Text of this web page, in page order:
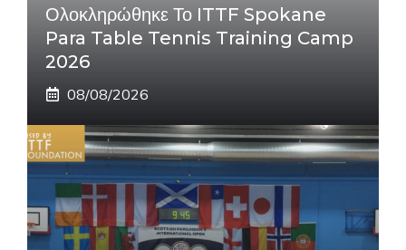
Ολοκληρώθηκε Το ITTF Spokane
Para Table Tennis Training Camp
2026
08/08/2026